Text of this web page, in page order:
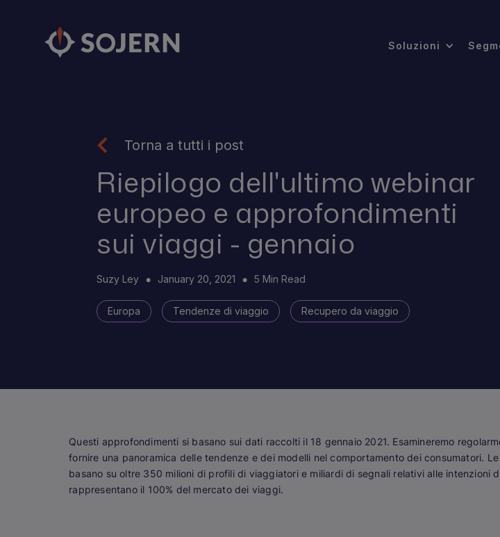
Soluzioni
Torna a tutti i post
Riepilogo dell'ultimo webinar
europeo e approfondimenti
sui viaggi - gennaio
Suzy Ley January 20, 2021 5 Min Read
Europa Tendenze di viaggio Recupero da viaggio
Questi approfondimenti si basano sui dati raccolti il 18 gennaio 2021. Esamineremo
fornire una panoramica delle tendenze e dei modelli nel comportamento dei consumatori.
basano su oltre 350 milioni di profili di viaggiatori e miliardi di segnali relativi alle intenzioni
rappresentano il 100% del mercato dei viaggi.